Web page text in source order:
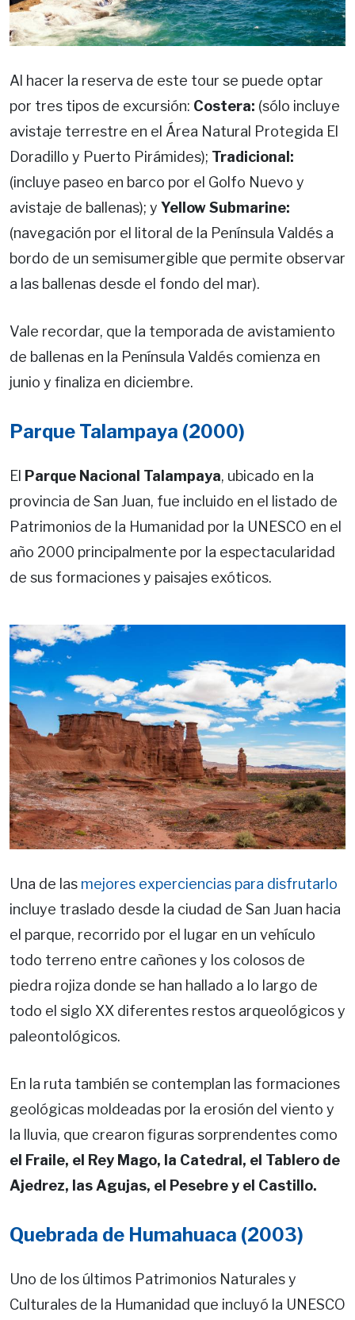
Al hacer la reserva de este tour se puede optar
por tres tipos de excursión: Costera: (sólo incluye
avistaje terrestre en el Área Natural Protegida El
Doradillo y Puerto Pirámides); Tradicional:
(incluye paseo en barco por el Golfo Nuevo y
avistaje de ballenas); y Yellow Submarine:
(navegación por el litoral de la Península Valdés a
bordo de un semisumergible que permite observar
a las ballenas desde el fondo del mar).
Vale recordar, que la temporada de avistamiento
de ballenas en la Península Valdés comienza en
junio y finaliza en diciembre.
Parque Talampaya (2000)
El Parque Nacional Talampaya, ubicado en la
provincia de San Juan, fue incluido en el listado de
Patrimonios de la Humanidad por la UNESCO en el
año 2000 principalmente por la espectacularidad
de sus formaciones y paisajes exóticos.
Una de las mejores experciencias para disfrutarlo
incluye traslado desde la ciudad de San Juan hacia
el parque, recorrido por el lugar en un vehículo
todo terreno entre cañones y los colosos de
piedra rojiza donde se han hallado a lo largo de
todo el siglo XX diferentes restos arqueológicos y
paleontológicos.
En la ruta también se contemplan las formaciones
geológicas moldeadas por la erosión del viento y
la lluvia, que crearon figuras sorprendentes como
el Fraile, el Rey Mago, la Catedral, el Tablero de
Ajedrez, las Agujas, el Pesebre y el Castillo.
Quebrada de Humahuaca (2003)
Uno de los últimos Patrimonios Naturales y
Culturales de la Humanidad que incluyó la UNESCO